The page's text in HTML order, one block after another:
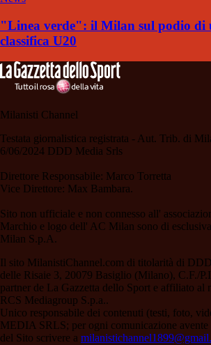
"Linea verde": il Milan sul podio di
classifica U20
Milanisti Channel
Testata giornalistica registrata - Aut. Trib. di
6/06/2024 DDD Media Srls
Direttore Responsabile: Marco Torretta
Vice Direttore: Max Bambara.
Sito non ufficiale e non connesso all'
Marchio e logo dell' AC Milan sono di
Milan S.p.A.
Il sito MilanistiChannel.com di titolarità di
delle Risaie 3, 20079 Basiglio (Milano), C.F./
partner de La Gazzetta dello Sport e affiliato al
RCS Mediagroup S.p.a..
Unico responsabile dei contenuti (testi, foto,
MEDIA SRLS; per ogni comunicazione avente
del Sito scrivere a